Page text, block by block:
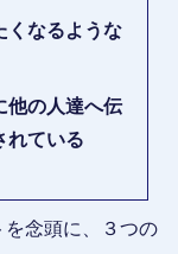
くなるような
他の人達へ伝
れている
を念頭に、３つの